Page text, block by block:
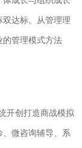
双达标。从管理理
的管理模式方法
开创打造商战模拟
、微咨询辅导、系